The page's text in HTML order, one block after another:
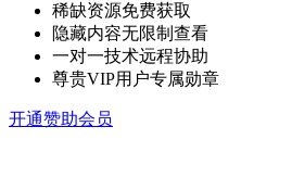
稀缺资源免费获取
隐藏内容无限制查看
一对一技术远程协助
尊贵VIP用户专属勋章
开通赞助会员